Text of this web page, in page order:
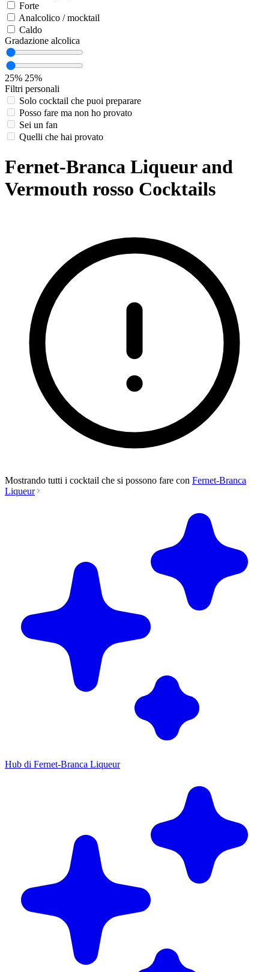
Forte
Analcolico / mocktail
Caldo
Gradazione alcolica
25% 25%
Filtri personali
Solo cocktail che puoi preparare
Posso fare ma non ho provato
Sei un fan
Quelli che hai provato
Fernet-Branca Liqueur and
Vermouth rosso Cocktails
Mostrando tutti i cocktail che si possono fare con Fernet-Branca
Liqueur
Hub di Fernet-Branca Liqueur